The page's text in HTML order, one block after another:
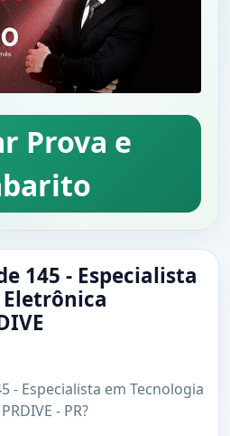
Prova e
145 - Especialista
- Especialista em Tecnologia
- PR?